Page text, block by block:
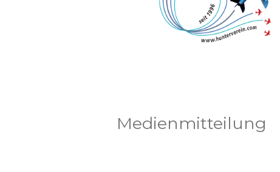
Medienmitteilung